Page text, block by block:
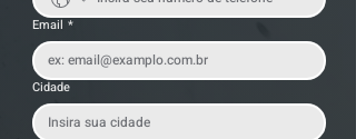
Email *
Cidade